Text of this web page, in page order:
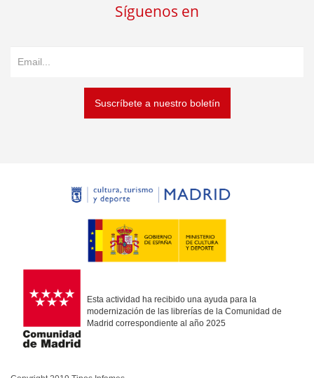
Síguenos en
Suscríbete a nuestro boletín
Esta actividad ha recibido una ayuda para la
modernización de las librerías de la Comunidad de
Madrid correspondiente al año 2025